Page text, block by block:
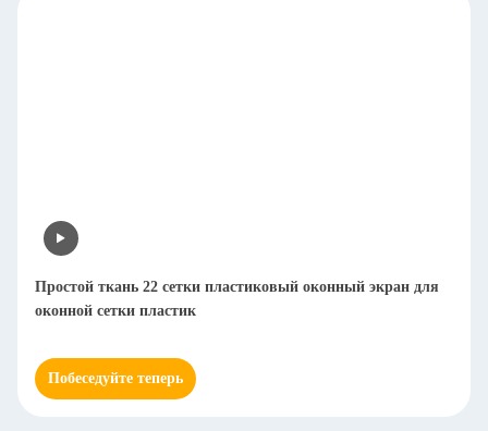
Простой ткань 22 сетки пластиковый оконный экран для
оконной сетки пластик
Побеседуйте теперь